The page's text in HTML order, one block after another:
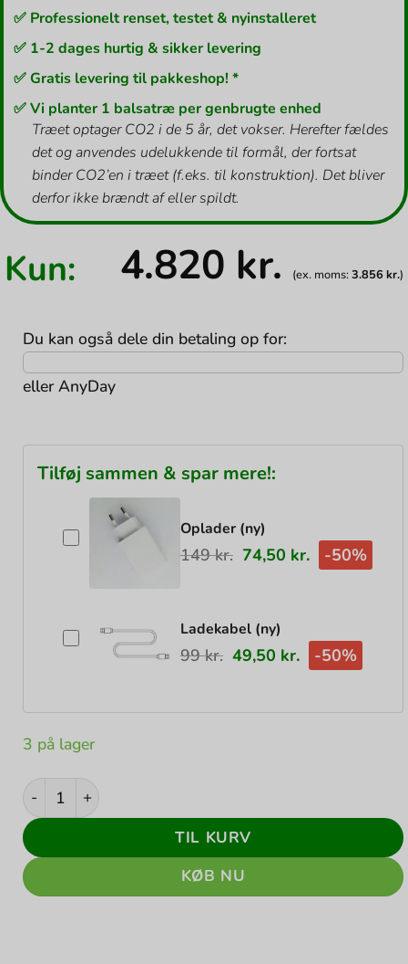
✅ Professionelt renset, testet & nyinstalleret
✅ 1-2 dages hurtig & sikker levering
✅ Gratis levering til pakkeshop! *
✅ Vi planter 1 balsatræ per genbrugte enhed
Træet optager CO2 i de 5 år, det vokser. Herefter fældes
det og anvendes udelukkende til formål, der fortsat
binder CO2’en i træet (f.eks. til konstruktion). Det bliver
derfor ikke brændt af eller spildt.
Kun: 4.820 kr. (ex. moms:3.856 kr.)
Du kan også dele din betaling op for:
ellerAnyDay
Tilføj sammen & spar mere!:
Oplader (ny)
149kr. 74,50 kr. -50%
Ladekabel (ny)
99kr. 49,50 kr. -50%
3 på lager
Apple iPad Pro 12,9" 4th gen 256GB WiFi+Cellular
TIL KURV
KØB NU